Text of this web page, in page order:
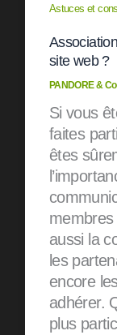
Astuces et
site web ?
PANDORE & Co
Si vous
faites
êtes
membres
aussi la
les
encore
adhérer.
plus